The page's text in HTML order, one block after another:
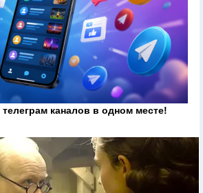
каналов в одном месте!